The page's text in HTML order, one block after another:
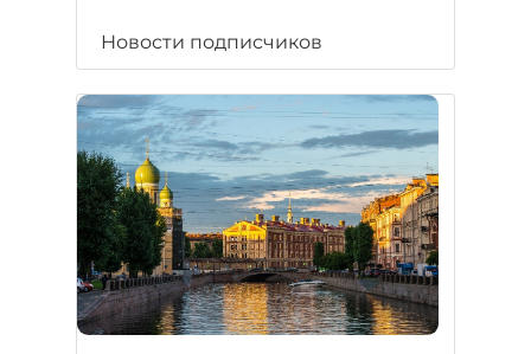
Новости подписчиков